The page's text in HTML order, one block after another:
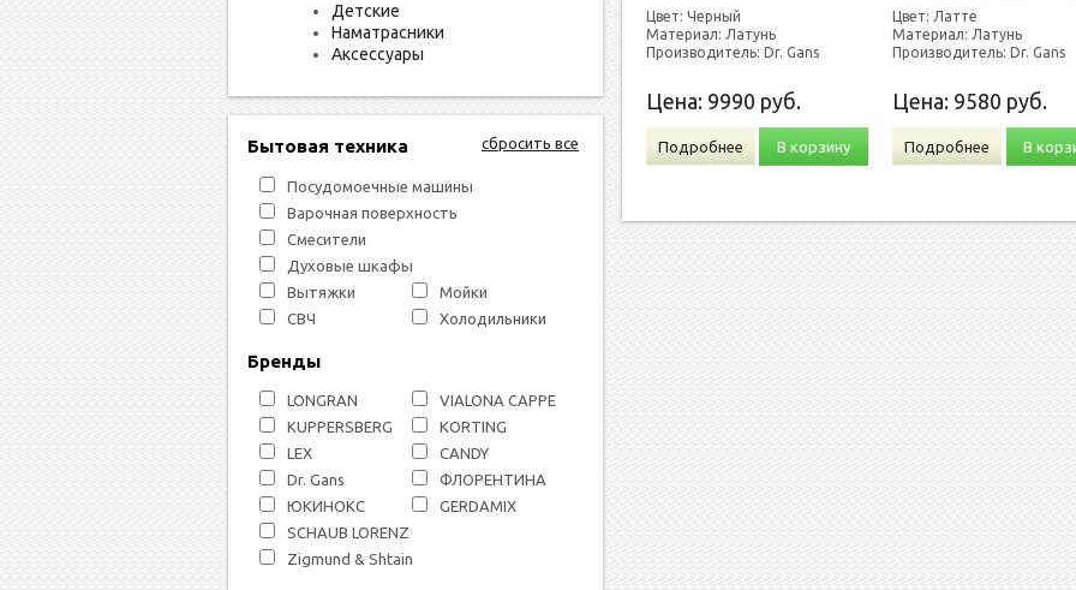
Детские
Наматрасники
Аксессуары
сбросить все
Бытовая техника
Посудомоечные машины
Варочная поверхность
Смесители
Духовые шкафы
Вытяжки
Мойки
СВЧ
Холодильники
Бренды
LONGRAN
VIALONA CAPPE
KUPPERSBERG
KORTING
LEX
СANDY
Dr. Gans
ФЛОРЕНТИНА
ЮКИНОКС
GERDAMIX
SCHAUB LORENZ
Zigmund & Shtain
Цвет: Черный
Материал: Латунь
Производитель: Dr. Gans
Цена: 9990 руб.
Подробнее В корзину
Цвет: Латте
Материал: Латунь
Производитель: Dr. Gans
Цена: 9580 руб.
Подробнее В